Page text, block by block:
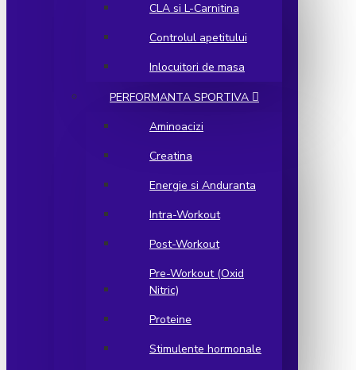
CLA si L-Carnitina
Controlul apetitului
Inlocuitori de masa
PERFORMANTA SPORTIVA
Aminoacizi
Creatina
Energie si Anduranta
Intra-Workout
Post-Workout
Pre-Workout (Oxid
Nitric)
Proteine
Stimulente hormonale